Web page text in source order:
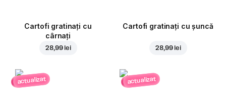
Cartofi gratinați cu
cârnați
28,99 lei
Cartofi gratinați cu șuncă
28,99 lei
actualizat actualizat